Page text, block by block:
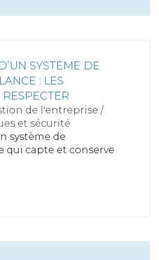
SYSTÈME DE
: LES
de l'entreprise /
et sécurité
système de
qui capte et conserve